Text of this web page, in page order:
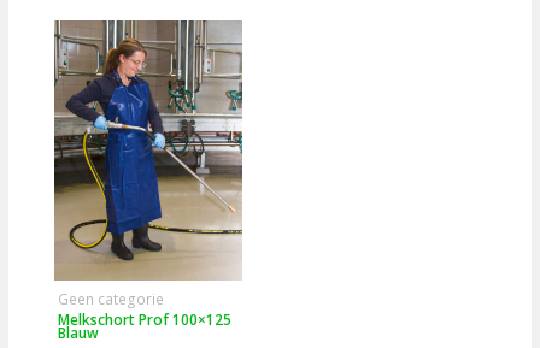
Geen categorie
Melkschort Prof 100×125
Blauw